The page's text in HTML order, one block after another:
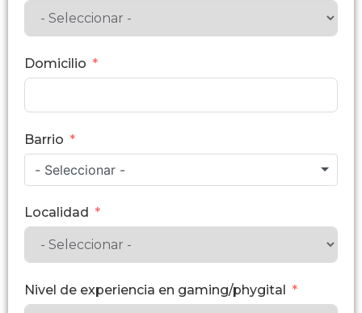
Domicilio
Barrio
- Seleccionar -
Localidad
Nivel de experiencia en gaming/phygital